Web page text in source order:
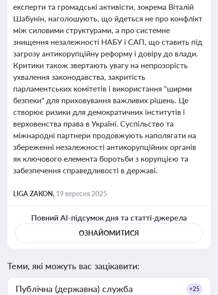
експерти та громадські активісти, зокрема Віталій
Шабунін, наголошують, що йдеться не про конфлікт
між силовими структурами, а про системне
знищення незалежності НАБУ і САП, що ставить під
загрозу антикорупційну реформу і довіру до влади.
Критики також звертають увагу на непрозорість
ухвалення законодавства, закритість
парламентських комітетів і використання "ширми
безпеки" для приховування важливих рішень. Це
створює ризики для демократичних інститутів і
верховенства права в Україні. Суспільство та
міжнародні партнери продовжують наполягати на
збереженні незалежності антикорупційних органів
як ключового елемента боротьби з корупцією та
забезпечення справедливості в державі.
LIGA ZAKON, 19 вересня 2025
Повний AI-підсумок дня та статті-джерела
ОЗНАЙОМИТИСЯ
Теми, які можуть вас зацікавити:
Публічна (державна) служба +25